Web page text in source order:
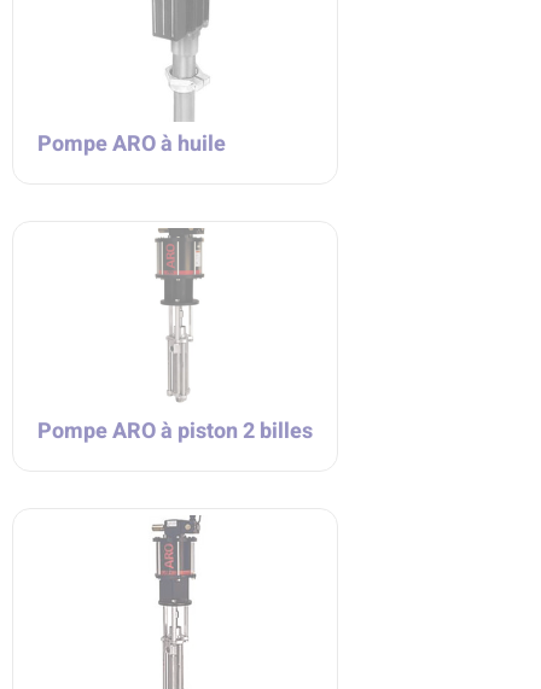
Pompe ARO à huile
Pompe ARO à piston 2 billes